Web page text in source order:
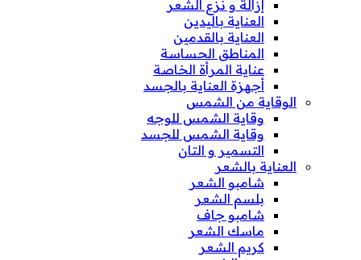
إزالة و نزع الشعر
العناية باليدين
العناية بالقدمين
المناطق الحساسة
عناية المرأة الخاصة
أجهزة العناية بالجسد
الوقاية من الشمس
وقاية الشمس للوجه
وقاية الشمس للجسد
التسمير و التان
العناية بالشعر
شامبو الشعر
بلسم الشعر
شامبو جاف
ماسك الشعر
كريم الشعر